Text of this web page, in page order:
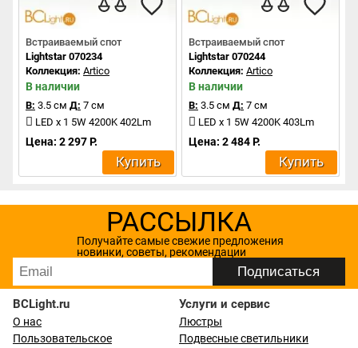
Встраиваемый спот
Lightstar 070234
Коллекция: Artico
В наличии
В: 3.5 см Д: 7 см
LED x 1 5W 4200K 402Lm
Цена: 2 297 Р.
Купить
Встраиваемый спот
Lightstar 070244
Коллекция: Artico
В наличии
В: 3.5 см Д: 7 см
LED x 1 5W 4200K 403Lm
Цена: 2 484 Р.
Купить
РАССЫЛКА
Получайте самые свежие предложения
новинки, советы, рекомендации
BCLight.ru
О нас
Пользовательское
Услуги и сервис
Люстры
Подвесные светильники